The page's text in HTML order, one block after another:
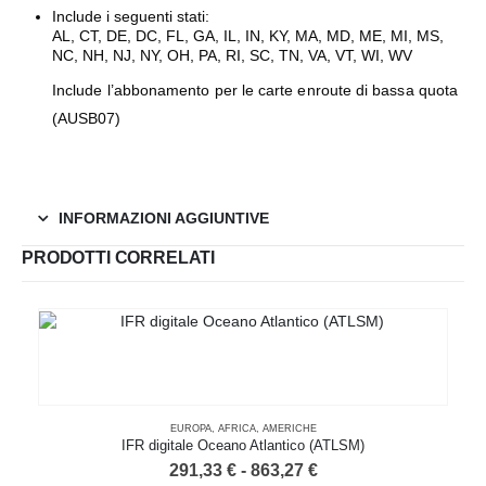
Include i seguenti stati:
AL, CT, DE, DC, FL, GA, IL, IN, KY, MA, MD, ME, MI, MS,
NC, NH, NJ, NY, OH, PA, RI, SC, TN, VA, VT, WI, WV
Include l’abbonamento per le carte enroute di bassa quota
(AUSB07)
INFORMAZIONI AGGIUNTIVE
PRODOTTI CORRELATI
EUROPA, AFRICA, AMERICHE
IFR digitale Oceano Atlantico (ATLSM)
291,33 € - 863,27 €Fascia